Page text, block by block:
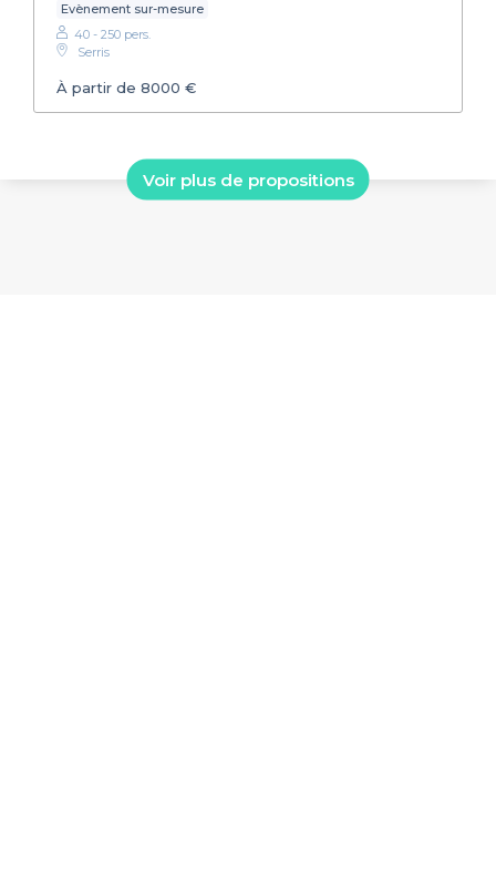
Evènement sur-mesure
40 - 250 pers.
Serris
À partir de 8000 €
Voir plus de propositions